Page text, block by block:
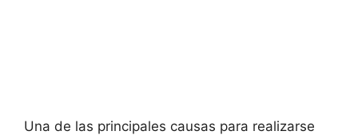
Una de las principales causas para realizarse